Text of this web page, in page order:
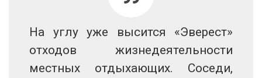
На углу уже высится «Эверест»
отходов жизнедеятельности
местных отдыхающих. Соседи,